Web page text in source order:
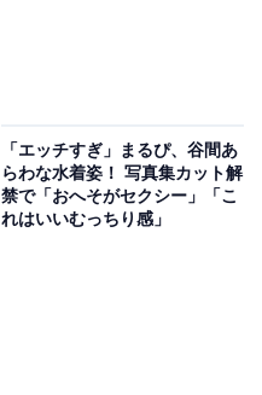
「エッチすぎ」まるぴ、谷間あ
らわな水着姿！ 写真集カット解
禁で「おへそがセクシー」「こ
れはいいむっちり感」